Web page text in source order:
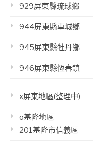
929屏東縣琉球鄉
944屏東縣車城鄉
945屏東縣牡丹鄉
946屏東縣恆春鎮
x屏東地區(整理中)
o基隆地區
201基隆市信義區